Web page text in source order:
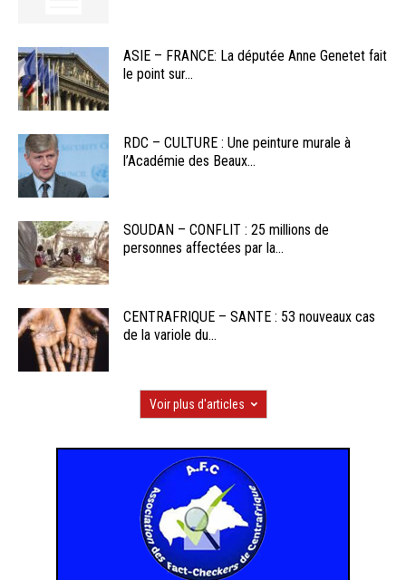
ASIE – FRANCE: La députée Anne Genetet fait
le point sur...
RDC – CULTURE : Une peinture murale à
l’Académie des Beaux...
SOUDAN – CONFLIT : 25 millions de
personnes affectées par la...
CENTRAFRIQUE – SANTE : 53 nouveaux cas
de la variole du...
Voir plus d'articles